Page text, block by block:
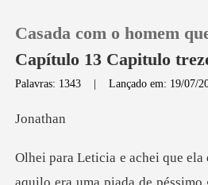
Loja
Casada com o homem
Capítulo 13 Capitulo
Palavras: 1343 |Lançado em: 19/07/
ath